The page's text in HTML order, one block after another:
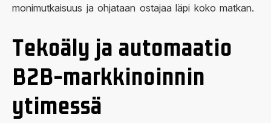
monimutkaisuus ja ohjataan ostajaa läpi koko matkan.
Tekoäly ja automaatio
B2B-markkinoinnin
ytimessä